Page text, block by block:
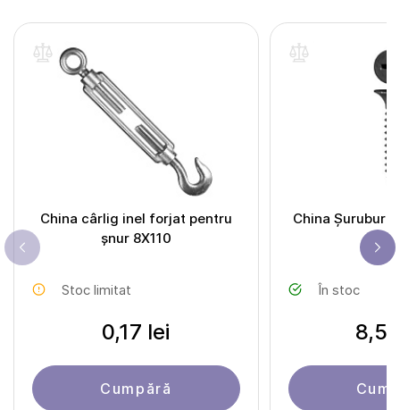
China cârlig inel forjat pentru
șnur 8X110
Stoc limitat
0,17 lei
Cumpără
China Șuruburi
În stoc